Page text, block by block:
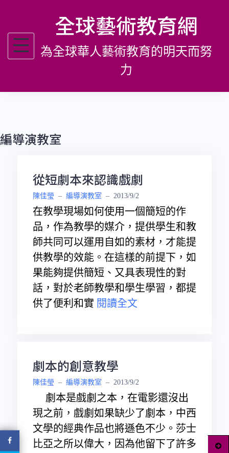
主
全球藝術教育網
為全球華人藝術教育的明天而努
力
編導演教室
從短劇本來認識戲劇
陳佳瑩 – 編導演教室 – 2013/9/2
在教學現場如何使用一個簡短的作
品，作為教學的媒介，提供學生和教
師共同可以運用自如的素材，才能提
供教學的效能。在這樣的前提下，如
果能夠提供簡短、又具表現性的對
話，對於老師教學和學生學習，都提
供了便利和實 閱讀全文
劇本的創意教學
陳佳瑩 – 編導演教室 – 2013/9/2
劇本是戲劇之本，在電影還沒出
現之前，戲劇如果缺少了劇本，中西
文學的經典作品也將遜色不少。莎士
比亞之所以偉大，因為他留下了許多